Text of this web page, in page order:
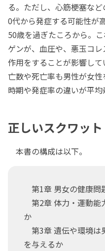
る。ただし、心筋梗塞な
0代から発症する可能性が
50歳を過ぎたころから。
ゲンが、血圧や、悪玉コ
作用をすることが影響し
亡数や死亡率も男性が女
時期や発症率の違いが平均
正しいスクワット
本書の構成は以下。
第1章 男女の健康問
第2章 体力・運動能
か
第3章 遺伝や環境は
を与えるか